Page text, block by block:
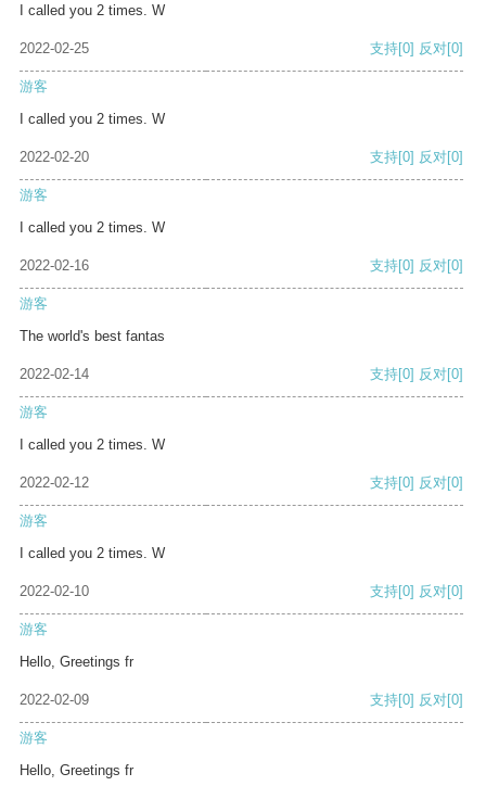
I called you 2 times. W
2022-02-25 支持[0] 反对[0]
游客
I called you 2 times. W
2022-02-20 支持[0] 反对[0]
游客
I called you 2 times. W
2022-02-16 支持[0] 反对[0]
游客
The world's best fantas
2022-02-14 支持[0] 反对[0]
游客
I called you 2 times. W
2022-02-12 支持[0] 反对[0]
游客
I called you 2 times. W
2022-02-10 支持[0] 反对[0]
游客
Hello, Greetings fr
2022-02-09 支持[0] 反对[0]
游客
Hello, Greetings fr